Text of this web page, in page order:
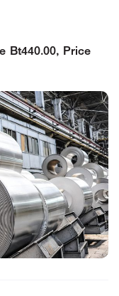
Bt440.00, Price